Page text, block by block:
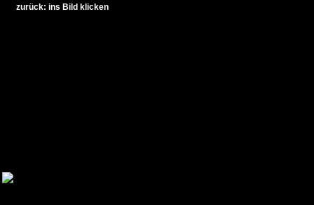
zurück: ins Bild klicken